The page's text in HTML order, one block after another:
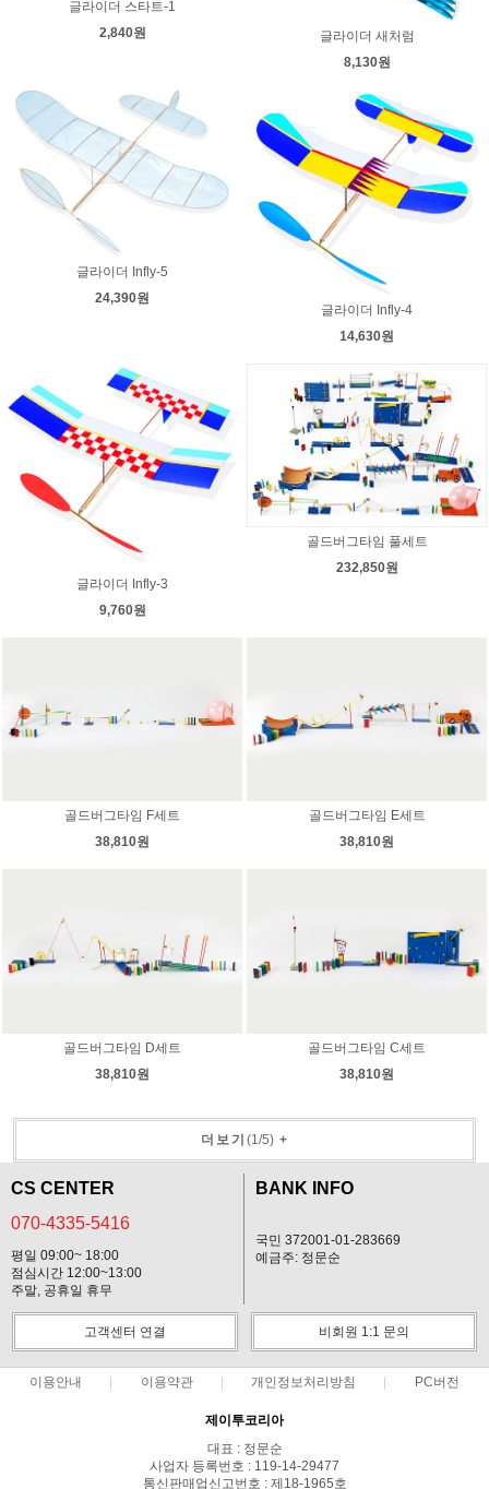
글라이더 스타트-1
2,840원
글라이더 새처럼
8,130원
글라이더 Infly-5
24,390원
글라이더 Infly-4
14,630원
글라이더 Infly-3
9,760원
골드버그타임 풀세트
232,850원
골드버그타임 F세트
38,810원
골드버그타임 E세트
38,810원
골드버그타임 D세트
38,810원
골드버그타임 C세트
38,810원
더보기 (1/5)+
CS CENTER
070-4335-5416
평일 09:00~ 18:00
점심시간 12:00~13:00
주말, 공휴일 휴무
BANK INFO
국민 372001-01-283669
예금주: 정문순
고객센터 연결 비회원 1:1 문의
이용안내 이용약관 개인정보처리방침 PC버전
제이투코리아
대표 : 정문순
사업자 등록번호 : 119-14-29477
통신판매업신고번호 : 제18-1965호